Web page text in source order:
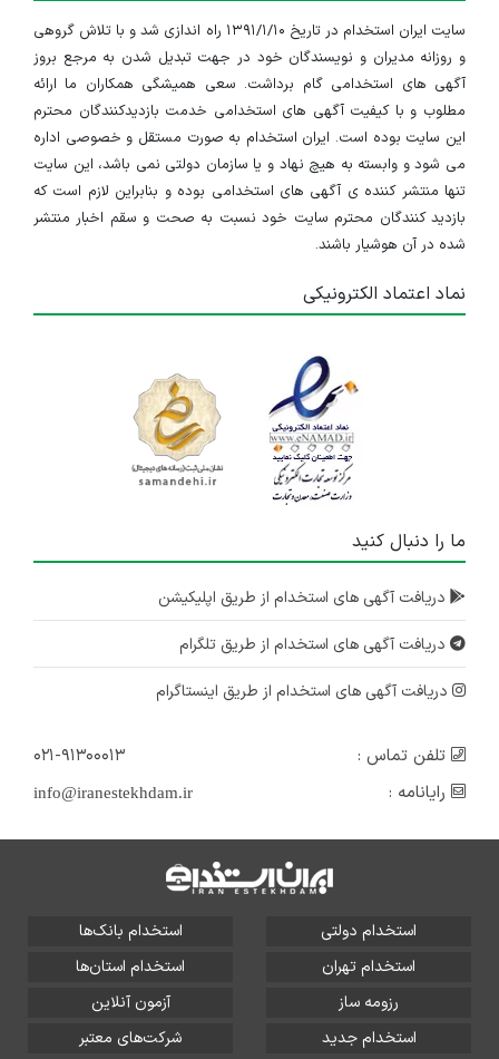
سایت ایران استخدام در تاریخ ۱۳۹۱/۱/۱۰ راه اندازی شد و با تلاش گروهی
و روزانه مدیران و نویسندگان خود در جهت تبدیل شدن به مرجع بروز
آگهی های استخدامی گام برداشت. سعی همیشگی همکاران ما ارائه
مطلوب و با کیفیت آگهی های استخدامی خدمت بازدیدکنندگان محترم
این سایت بوده است. ایران استخدام به صورت مستقل و خصوصی اداره
می شود و وابسته به هیچ نهاد و یا سازمان دولتی نمی باشد، این سایت
تنها منتشر کننده ی آگهی های استخدامی بوده و بنابراین لازم است که
بازدید کنندگان محترم سایت خود نسبت به صحت و سقم اخبار منتشر
شده در آن هوشیار باشند.
نماد اعتماد الکترونیکی
ما را دنبال کنید
دریافت آگهی های استخدام از طریق اپلیکیشن
دریافت آگهی های استخدام از طریق تلگرام
دریافت آگهی های استخدام از طریق اینستاگرام
تلفن تماس :
۰۲۱-۹۱۳۰۰۰۱۳
رایانامه :
info@iranestekhdam.ir
استخدام دولتی
استخدام بانک‌ها
استخدام تهران
استخدام استان‌ها
رزومه ساز
آزمون آنلاین
استخدام جدید
شرکت‌های معتبر